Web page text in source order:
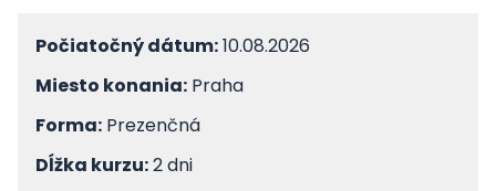
Počiatočný dátum:10.08.2026
Miesto konania: Praha
Forma: Prezenčná
Dĺžka kurzu:2 dni